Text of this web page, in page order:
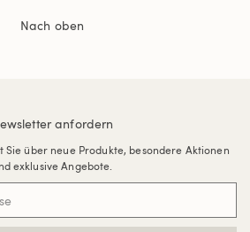
Nach oben
anfordern
über neue Produkte, besondere Aktionen
exklusive Angebote.